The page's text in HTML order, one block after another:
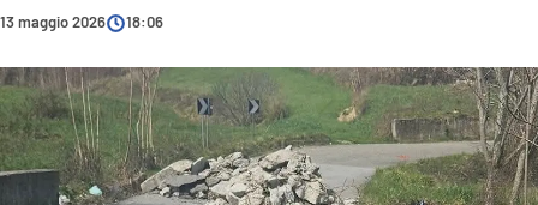
ECONOMIA E LAVORO
SANITÀ
SPORT
CULTURA
13 maggio 2026 18:06